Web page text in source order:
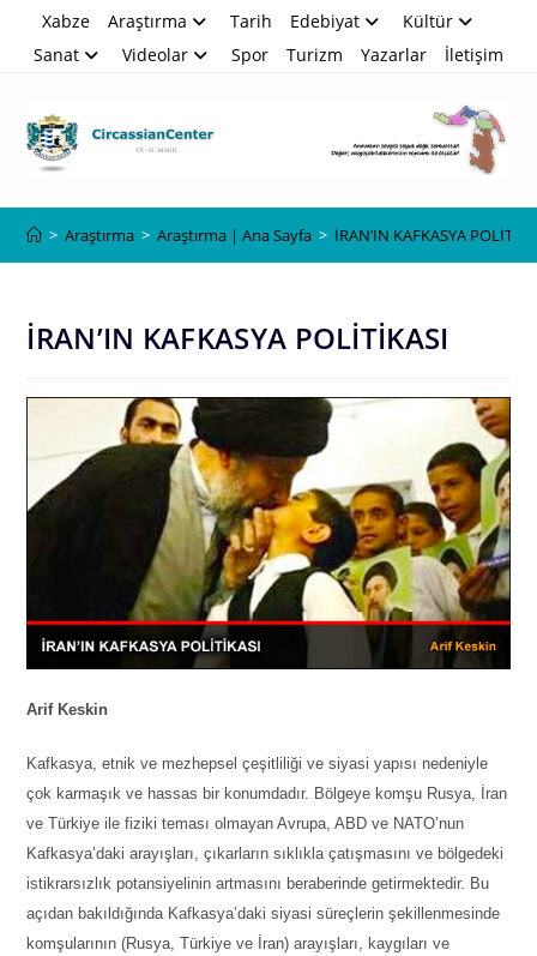
Xabze Araştırma Tarih Edebiyat
Kültür
Sanat
Videolar Spor Turizm Yazarlar İletişim
> Araştırma > Araştırma | Ana Sayfa > İRAN’IN KAFKASYA
İRAN’IN KAFKASYA POLİTİKASI
Arif Keskin
Kafkasya, etnik ve mezhepsel çeşitliliği ve siyasi yapısı nedeniyle
çok karmaşık ve hassas bir konumdadır. Bölgeye komşu Rusya, İran
ve Türkiye ile fiziki teması olmayan Avrupa, ABD ve NATO’nun
Kafkasya’daki arayışları, çıkarların sıklıkla çatışmasını ve bölgedeki
istikrarsızlık potansiyelinin artmasını beraberinde getirmektedir. Bu
açıdan bakıldığında Kafkasya’daki siyasi süreçlerin şekillenmesinde
komşularının (Rusya, Türkiye ve İran) arayışları, kaygıları ve